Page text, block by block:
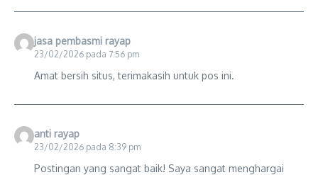
jasa pembasmi rayap
23/02/2026 pada 7:56 pm
Amat bersih situs, terimakasih untuk pos ini.
anti rayap
23/02/2026 pada 8:39 pm
Postingan yang sangat baik! Saya sangat menghargai